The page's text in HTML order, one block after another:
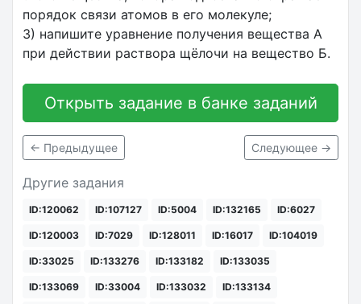
порядок связи атомов в его молекуле;
3) напишите уравнение получения вещества А
при действии раствора щёлочи на вещество Б.
Открыть задание в банке заданий
← Предыдущее Следующее →
Другие задания
ID:120062 ID:107127 ID:5004 ID:132165 ID:6027
ID:120003 ID:7029 ID:128011 ID:16017 ID:104019
ID:33025 ID:133276 ID:133182 ID:133035
ID:133069 ID:33004 ID:133032 ID:133134